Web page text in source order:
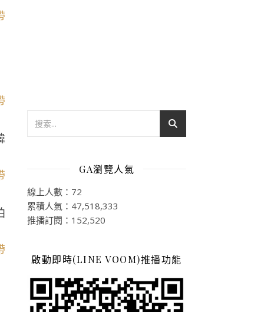
GA瀏覽人氣
線上人數：72
累積人氣：47,518,333
推播訂閱：152,520
啟動即時(LINE VOOM)推播功能